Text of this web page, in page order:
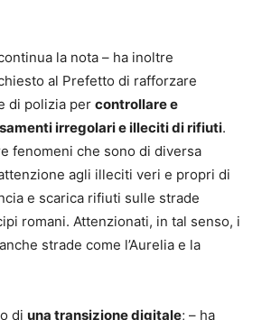
la nota – ha inoltre
al Prefetto di rafforzare
di polizia per controllare e
irregolari e illeciti di rifiuti.
fenomeni che sono di diversa
agli illeciti veri e propri di
e scarica rifiuti sulle strade
romani. Attenzionati, in tal senso, i
strade come l’Aurelia e la
di una transizione digitale; – ha